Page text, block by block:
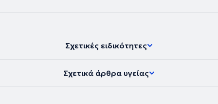
Σχετικές ειδικότητες
Σχετικά άρθρα υγείας